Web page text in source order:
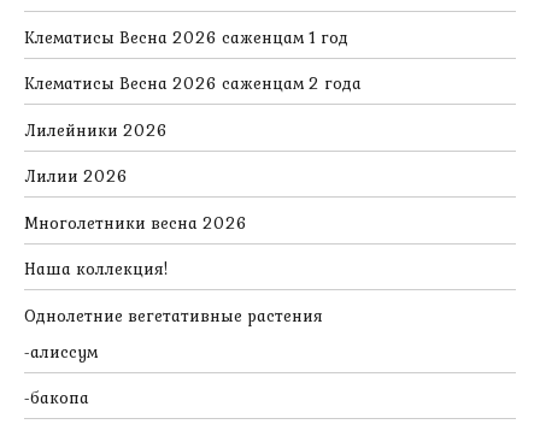
Клематисы Весна 2026 саженцам 1 год
Клематисы Весна 2026 саженцам 2 года
Лилейники 2026
Лилии 2026
Многолетники весна 2026
Наша коллекция!
Однолетние вегетативные растения
алиссум
бакопа